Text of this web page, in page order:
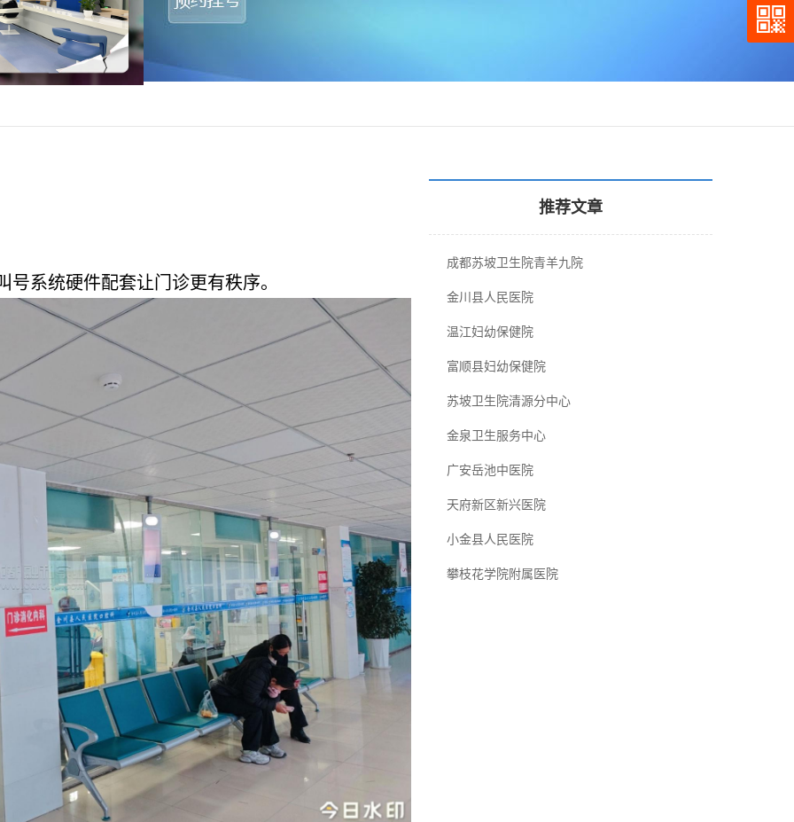
系统硬件配套让门诊更有秩序。
推荐文章
成都苏坡卫生院青羊九院
金川县人民医院
温江妇幼保健院
富顺县妇幼保健院
苏坡卫生院清源分中心
金泉卫生服务中心
广安岳池中医院
天府新区新兴医院
小金县人民医院
攀枝花学院附属医院